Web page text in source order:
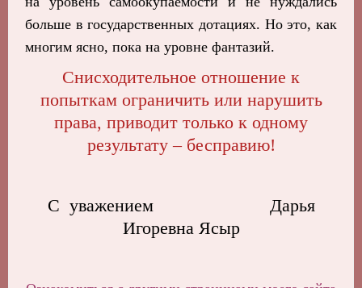
больше в государственных дотациях. Но это, как
многим ясно, пока на уровне фантазий.
Снисходительное отношение к
попыткам ограничить или нарушить
права, приводит только к одному
результату – бесправию!
С уважением Дарья
Игоревна Ясыр